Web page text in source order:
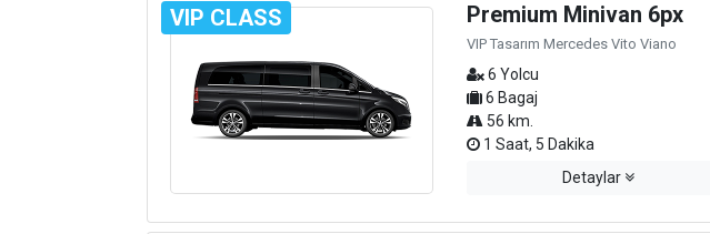
VIP CLASS Premium Minivan 6px
VIP Tasarım Mercedes Vito Viano
6 Yolcu
6 Bagaj
56 km.
1 Saat, 5 Dakika
Detaylar